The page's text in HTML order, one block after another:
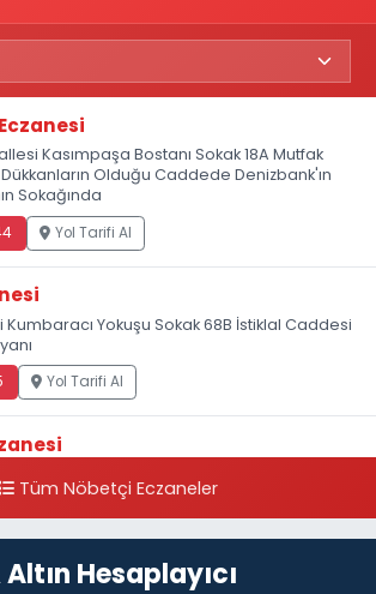
Kasımpaşa Bostanı Sokak 18A Mutfak
Olduğu Caddede Denizbank'ın
Sokağında
Yol Tarifi Al
Yokuşu Sokak 68B İstiklal Caddesi
Yol Tarifi Al
Doğru
Tüm Nöbetçi Eczaneler
Hesaplayıcı